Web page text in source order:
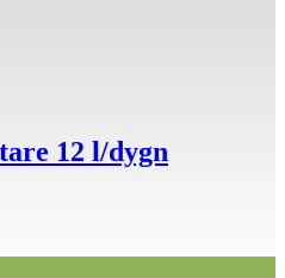
12 l/dygn